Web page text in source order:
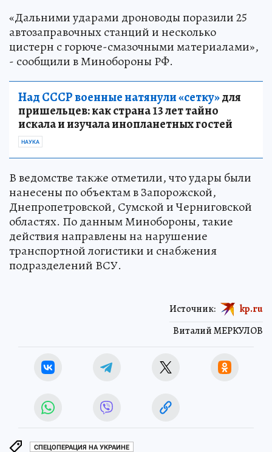
«Дальними ударами дроноводы поразили 25
автозаправочных станций и несколько
цистерн с горюче-смазочными материалами»,
- сообщили в Минобороны РФ.
Над СССР военные натянули «сетку»для
пришельцев: как страна 13 лет тайно
искала и изучала инопланетных гостей
НАУКА
В ведомстве также отметили, что удары были
нанесены по объектам в Запорожской,
Днепропетровской, Сумской и Черниговской
областях. По данным Минобороны, такие
действия направлены на нарушение
транспортной логистики и снабжения
подразделений ВСУ.
Виталий МЕРКУЛОВ
Источник: kp.ru
СПЕЦОПЕРАЦИЯ НА УКРАИНЕ